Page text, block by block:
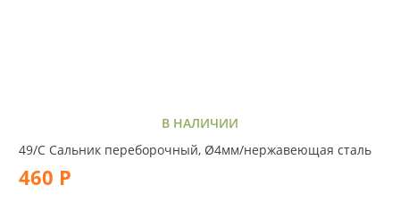
В НАЛИЧИИ
49/C Сальник переборочный, Ø4мм/нержавеющая сталь
460 Р